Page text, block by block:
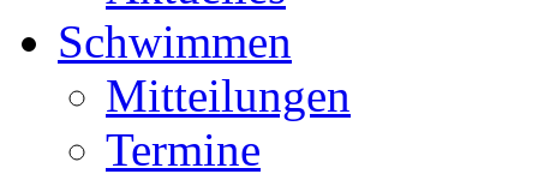
Schwimmen
Mitteilungen
Termine